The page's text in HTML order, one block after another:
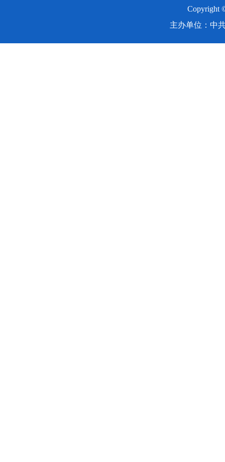
Copyright
主办单位：中